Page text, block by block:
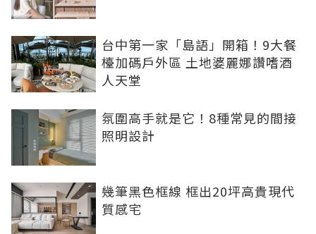
台中第一家「島語」開箱！9大餐
檯加碼戶外區 土地婆麗娜讚嗜酒
人天堂
氛圍高手就是它！8種常見的間接
照明設計
幾筆黑色框線 框出20坪高貴現代
質感宅